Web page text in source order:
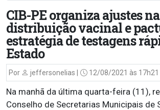
CIB-PE organiza ajustes na
distribuição vacinal e
estratégia de testagens
Estado
Por jeffersonelias | 12/08/2021 às 17h21
Na manhã da última quarta-feira (11),
Conselho de Secretarias Municipais de